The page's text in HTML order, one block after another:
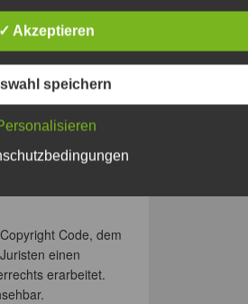
Wiki
Code, dem
einen
erarbeitet.
Feed
✓ Akzeptieren
speichern